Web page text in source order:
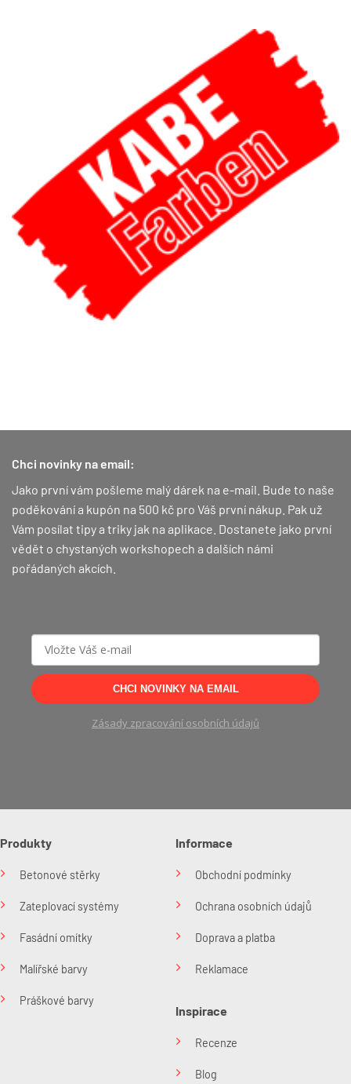
Chci novinky na email:
Jako první vám pošleme malý dárek na e-mail. Bude to naše
poděkování a kupón na 500 kč pro Váš první nákup. Pak už
Vám posílat tipy a triky jak na aplikace. Dostanete jako první
vědět o chystaných workshopech a dalších námi
pořádaných akcích.
CHCI NOVINKY NA EMAIL
Zásady zpracování osobních údajů
Produkty
Betonové stěrky
Zateplovací systémy
Fasádní omítky
Malířské barvy
Práškové barvy
Informace
Obchodní podmínky
Ochrana osobních údajů
Doprava a platba
Reklamace
Inspirace
Recenze
Blog